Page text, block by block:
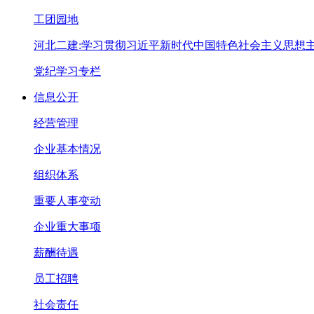
工团园地
河北二建:学习贯彻习近平新时代中国特色社会主义思想
党纪学习专栏
信息公开
经营管理
企业基本情况
组织体系
重要人事变动
企业重大事项
薪酬待遇
员工招聘
社会责任